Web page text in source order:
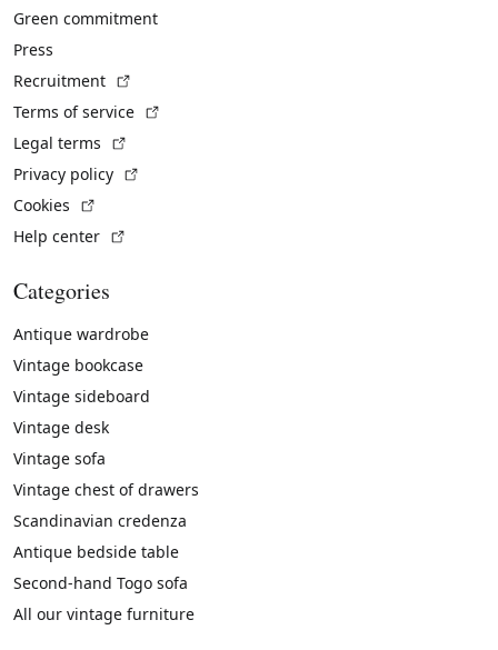
Green commitment
Press
Recruitment
Terms of service
Legal terms
Privacy policy
Cookies
Help center
Categories
Antique wardrobe
Vintage bookcase
Vintage sideboard
Vintage desk
Vintage sofa
Vintage chest of drawers
Scandinavian credenza
Antique bedside table
Second-hand Togo sofa
All our vintage furniture